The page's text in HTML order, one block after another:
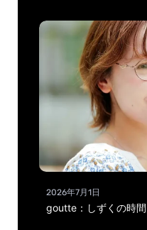
2026年7月1日
goutte：しずくの時